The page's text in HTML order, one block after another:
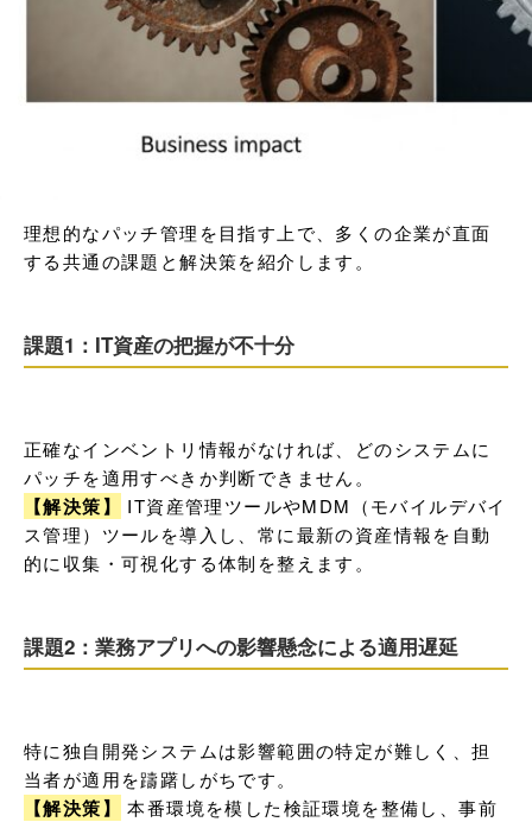
理想的なパッチ管理を目指す上で、多くの企業が直面
する共通の課題と解決策を紹介します。
課題1：IT資産の把握が不十分
正確なインベントリ情報がなければ、どのシステムに
【解決策】
IT資産管理ツールやMDM（モバイルデバイ
ス管理）ツールを導入し、常に最新の資産情報を自動
的に収集・可視化する体制を整えます。
課題2：業務アプリへの影響懸念による適用遅延
特に独自開発システムは影響範囲の特定が難しく、担
【解決策】
本番環境を模した検証環境を整備し、事前